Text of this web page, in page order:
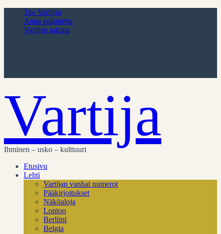
Tue Vartijaa
Anna palautetta
Vartijan takana
Vartija
Ihminen – usko – kulttuuri
Etusivu
Lehti
Vartijan vanhat numerot
Pääkirjoitukset
Näköaloja
Lontoo
Berliini
Belgia